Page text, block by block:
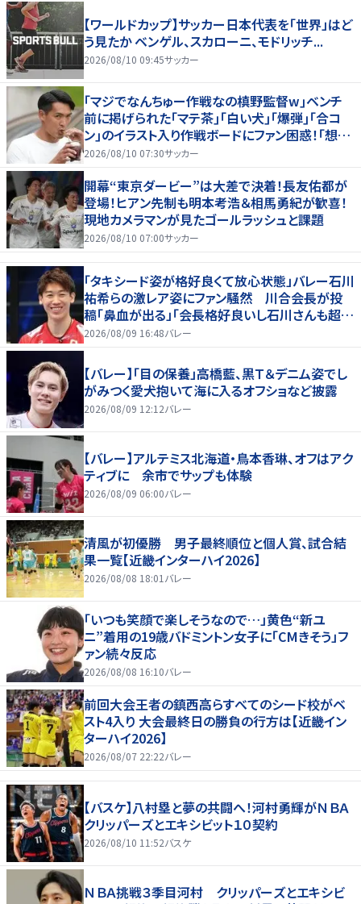
【ワールドカップ】サッカー日本代表を「世界」はど
う見たか ベンゲル、スカローニ、モドリッチ...
2026/08/10 09:45サッカー
｢マジでなんちゅー作戦なの槙野監督w｣ベンチ
前に掲げられた｢マテ茶｣｢白い犬｣｢爆弾｣｢合コ
ン｣のイラスト入り作戦ボードにファン困惑！｢想像
よりデカくて吹いた｣
2026/08/10 07:30サッカー
開幕“東京ダービー”は大差で決着！長友佑都が
登場！ヒアン先制も明本考浩＆相馬勇紀が歓喜！
現地カメラマンが見たゴールラッシュと課題
2026/08/10 07:00サッカー
「タキシード姿が格好良くて放心状態」バレー石川
祐希らの激レア姿にファン騒然 川合会長が投
稿「鼻血が出る」「会長格好良いし石川さんも超格
好いい」
2026/08/09 16:48バレー
【バレー】「目の保養」高橋藍、黒Ｔ＆デニム姿でし
がみつく愛犬抱いて海に入るオフショなど披露
2026/08/09 12:12バレー
【バレー】アルテミス北海道・鳥本香琳、オフはアク
ティブに 余市でサップも体験
2026/08/09 06:00バレー
清風が初優勝 男子最終順位と個人賞、試合結
果一覧【近畿インターハイ2026】
2026/08/08 18:01 バレー
「いつも笑顔で楽しそうなので…」黄色“新ユ
ニ”着用の19歳バドミントン女子に「CMきそう」フ
ァン続々反応
2026/08/08 16:10バレー
前回大会王者の鎮西高らすべてのシード校がベ
スト4入り 大会最終日の勝負の行方は【近畿イン
ターハイ2026】
2026/08/07 22:22バレー
【バスケ】八村塁と夢の共闘へ！河村勇輝がＮＢＡ
クリッパーズとエキシビット１０契約
2026/08/10 11:52バスケ
ＮＢＡ挑戦３季目河村 クリッパーズとエキシビ